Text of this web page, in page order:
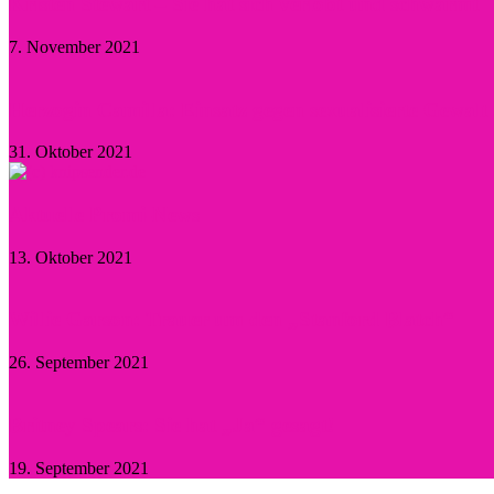
7. November 2021
31. Oktober 2021
13. Oktober 2021
26. September 2021
19. September 2021